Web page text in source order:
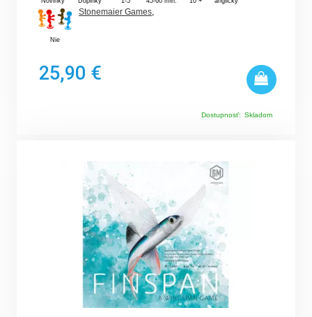
Nie
Stonemaier Games
25,90 €
Dostupnosť: Skladom